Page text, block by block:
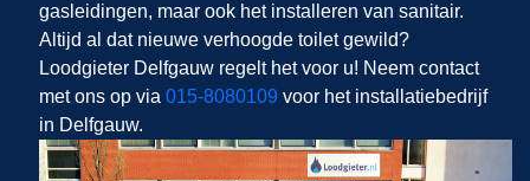
gasleidingen, maar ook het installeren van sanitair.
Altijd al dat nieuwe verhoogde toilet gewild?
Loodgieter Delfgauw regelt het voor u! Neem contact
met ons op via 015-8080109 voor het installatiebedrijf
in Delfgauw.